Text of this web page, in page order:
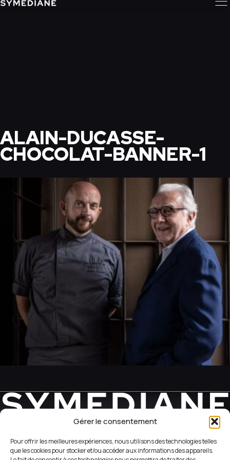
Gérer le consentement
Pour offrir les meilleures expériences, nous utilisons des technologies telles
que les cookies pour stocker et/ou accéder aux informations des appareils.
ALAIN-DUCASSE-
CHOCOLAT-BANNER-1